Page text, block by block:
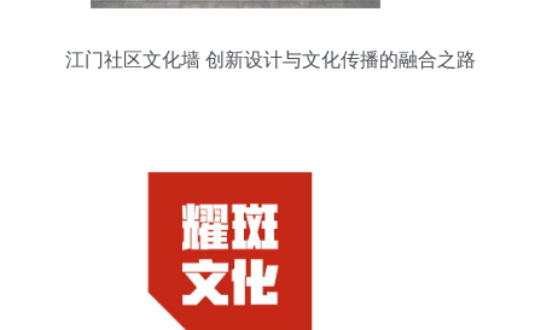
江门社区文化墙 创新设计与文化传播的融合之路